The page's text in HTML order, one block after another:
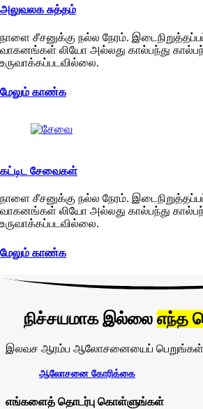
அலுவலக சுத்தம்
நாளை சீசனுக்கு நல்ல நேரம்.
வாகனங்கள் லியோ அல்லது கால்பந்து
உருவாக்கப்படவில்லை.
மேலும் காண்க
கட்டிட சேவைகள்
நாளை சீசனுக்கு நல்ல நேரம்.
வாகனங்கள் லியோ அல்லது கால்பந்து
உருவாக்கப்படவில்லை.
மேலும் காண்க
நிச்சயமாக இல்லை எந்த
இலவச ஆரம்ப ஆலோசனையைப் பெறுங்கள்
ஆலோசனை கோரிக்கை
எங்களைத் தொடர்பு கொள்ளுங்கள்